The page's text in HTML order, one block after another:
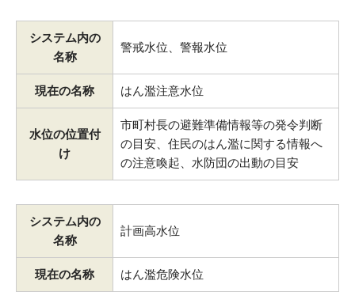
システム内の
名称
警戒水位、警報水位
現在の名称 はん濫注意水位
水位の位置付
け
市町村長の避難準備情報等の発令判断
の目安、住民のはん濫に関する情報へ
の注意喚起、水防団の出動の目安
システム内の
名称
計画高水位
現在の名称 はん濫危険水位